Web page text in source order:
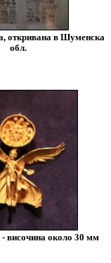
откривана в Шуменска
обл.
- височина около 30 мм